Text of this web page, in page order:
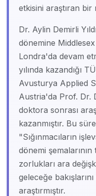
etkisini araştıran bir
Dr. Aylin Demirli
dönemine
Londra'da devam
yılında kazandığı
Avusturya Applied
Austria'da Prof. Dr.
doktora sonrası
kazanmıştır. Bu
"Sığınmacıların
dönemi
zorlukları ara
geleceğe
araştırmıştır.